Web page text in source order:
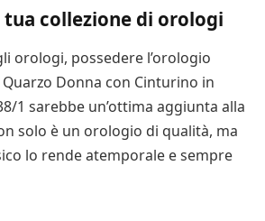
collezione di orologi
orologi, possedere l’orologio
Donna con Cinturino in
1 sarebbe un’ottima aggiunta alla
solo è un orologio di qualità, ma
lo rende atemporale e sempre